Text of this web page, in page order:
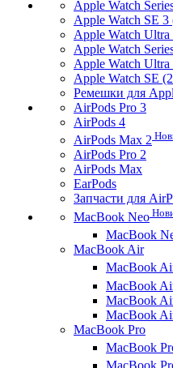
Apple Watch
Apple Watch SE 3
Apple Watch Ultra
Apple Watch
Apple Watch Ultra
Apple Watch SE
Ремешки для
AirPods Pro 3
AirPods 4
AirPods Max 2
AirPods Pro 2
AirPods Max
EarPods
Запчасти для
MacBook Neo
MacBook
MacBook Air
MacBook
MacBook
MacBook
MacBook
MacBook Pro
MacBook